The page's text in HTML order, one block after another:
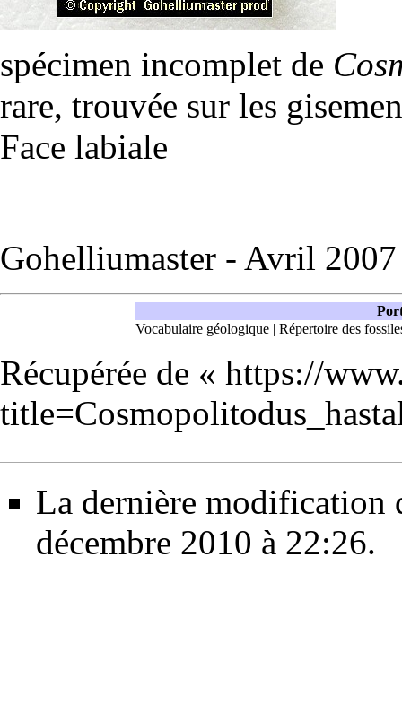
spécimen incomplet de
rare, trouvée sur les
Face labiale
Gohelliumaster - Avril
Vocabulaire géologique | Répertoire des
Récupérée de « https://
La dernière modification
décembre 2010 à 22:26.